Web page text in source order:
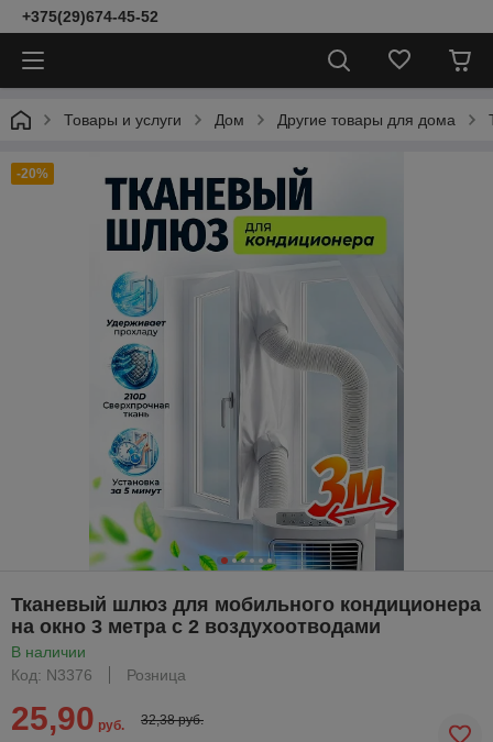
+375(29)674-45-52
Товары и услуги Дом Другие товары для дома
-20%
Тканевый шлюз для мобильного кондиционера
на окно 3 метра с 2 воздухоотводами
В наличии
Код: N3376
Розница
25,90 руб. 32,38 руб.